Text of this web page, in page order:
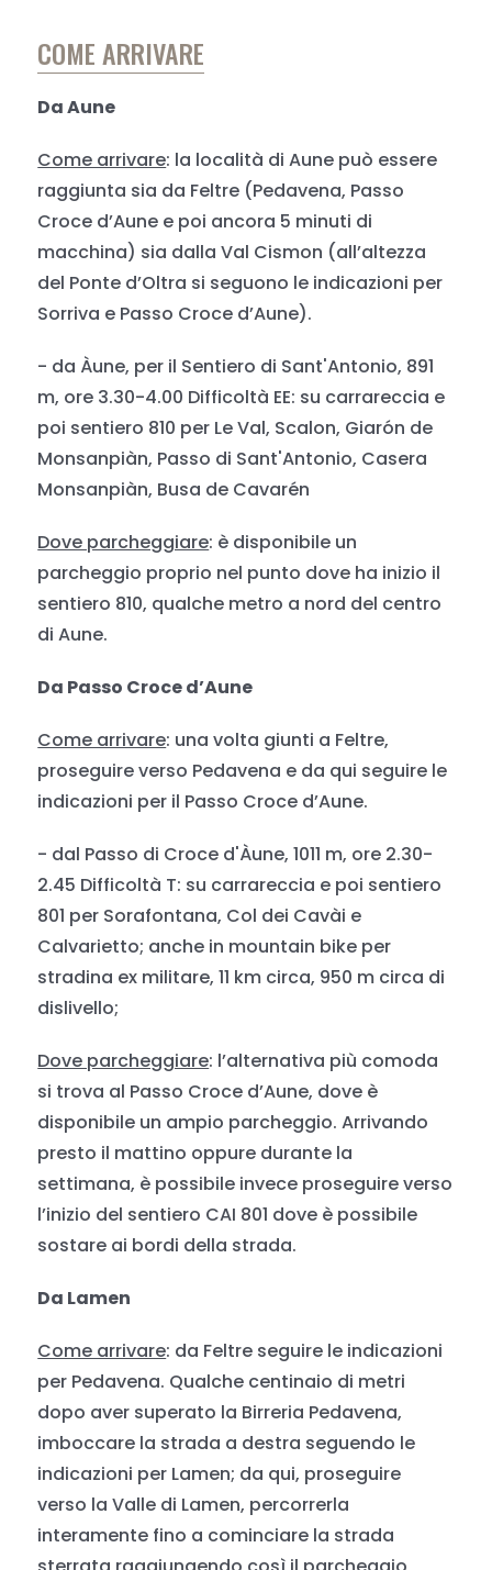
COME ARRIVARE
Da Aune
Come arrivare: la località di Aune può essere
raggiunta sia da Feltre (Pedavena, Passo
Croce d’Aune e poi ancora 5 minuti di
macchina) sia dalla Val Cismon (all’altezza
del Ponte d’Oltra si seguono le indicazioni per
Sorriva e Passo Croce d’Aune).
- da Àune, per il Sentiero di Sant'Antonio, 891
m, ore 3.30-4.00 Difficoltà EE: su carrareccia e
poi sentiero 810 per Le Val, Scalon, Giarón de
Monsanpiàn, Passo di Sant'Antonio, Casera
Monsanpiàn, Busa de Cavarén
Dove parcheggiare: è disponibile un
parcheggio proprio nel punto dove ha inizio il
sentiero 810, qualche metro a nord del centro
di Aune.
Da Passo Croce d’Aune
Come arrivare: una volta giunti a Feltre,
proseguire verso Pedavena e da qui seguire le
indicazioni per il Passo Croce d’Aune.
- dal Passo di Croce d'Àune, 1011 m, ore 2.30-
2.45 Difficoltà T: su carrareccia e poi sentiero
801 per Sorafontana, Col dei Cavài e
Calvarietto; anche in mountain bike per
stradina ex militare, 11 km circa, 950 m circa di
dislivello;
Dove parcheggiare: l’alternativa più comoda
si trova al Passo Croce d’Aune, dove è
disponibile un ampio parcheggio. Arrivando
presto il mattino oppure durante la
settimana, è possibile invece proseguire verso
l’inizio del sentiero CAI 801 dove è possibile
sostare ai bordi della strada.
Da Lamen
Come arrivare: da Feltre seguire le indicazioni
per Pedavena. Qualche centinaio di metri
dopo aver superato la Birreria Pedavena,
imboccare la strada a destra seguendo le
indicazioni per Lamen; da qui, proseguire
verso la Valle di Lamen, percorrerla
interamente fino a cominciare la strada